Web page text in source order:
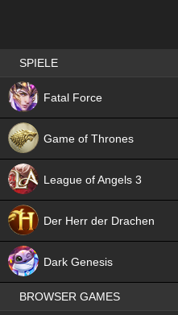
Best RPG games in Germany
SPIELE
Fatal Force
Game of Thrones
League of Angels 3
Der Herr der Drachen
Dark Genesis
BROWSER GAMES